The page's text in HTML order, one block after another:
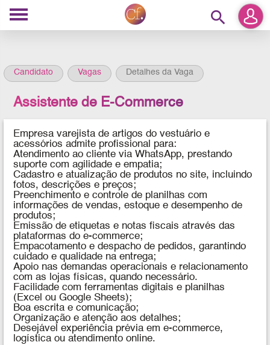
search
Candidato Vagas Detalhes da Vaga
Assistente de E-Commerce
Empresa varejista de artigos do vestuário e
acessórios admite profissional para:
Atendimento ao cliente via WhatsApp, prestando
suporte com agilidade e empatia;
Cadastro e atualização de produtos no site, incluindo
fotos, descrições e preços;
Preenchimento e controle de planilhas com
informações de vendas, estoque e desempenho de
produtos;
Emissão de etiquetas e notas fiscais através das
plataformas do e-commerce;
Empacotamento e despacho de pedidos, garantindo
cuidado e qualidade na entrega;
Apoio nas demandas operacionais e relacionamento
com as lojas físicas, quando necessário.
Facilidade com ferramentas digitais e planilhas
(Excel ou Google Sheets);
Boa escrita e comunicação;
Organização e atenção aos detalhes;
Desejável experiência prévia em e-commerce,
logística ou atendimento online.